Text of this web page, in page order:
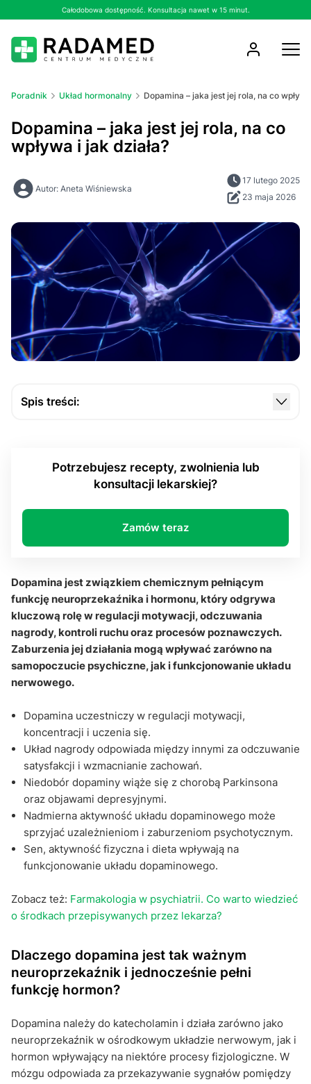
Całodobowa dostępność. Konsultacja nawet w 15 minut.
Poradnik Układ hormonalny Dopamina – jaka jest jej rola, na co
Dopamina – jaka jest jej rola, na co
wpływa i jak działa?
Autor: Aneta Wiśniewska
17 lutego 2025
23 maja 2026
Spis treści:
hormon?
Jak funkcjonuje układ nagrody i jaki ma związek z
Jakie objawy może powodować niedobór lub
dopamina?
Potrzebujesz recepty, zwolnienia lub
konsultacji lekarskiej?
Zamów teraz
Dopamina jest związkiem chemicznym pełniącym
funkcję neuroprzekaźnika i hormonu, który odgrywa
kluczową rolę w regulacji motywacji, odczuwania
nagrody, kontroli ruchu oraz procesów poznawczych.
Zaburzenia jej działania mogą wpływać zarówno na
samopoczucie psychiczne, jak i funkcjonowanie układu
nerwowego.
Dopamina uczestniczy w regulacji motywacji,
koncentracji i uczenia się.
Układ nagrody odpowiada między innymi za odczuwanie
satysfakcji i wzmacnianie zachowań.
Niedobór dopaminy wiąże się z chorobą Parkinsona
oraz objawami depresyjnymi.
Nadmierna aktywność układu dopaminowego może
sprzyjać uzależnieniom i zaburzeniom psychotycznym.
Sen, aktywność fizyczna i dieta wpływają na
funkcjonowanie układu dopaminowego.
Zobacz też: Farmakologia w psychiatrii. Co warto wiedzieć
o środkach przepisywanych przez lekarza?
Dlaczego dopamina jest tak ważnym
neuroprzekaźnik i jednocześnie pełni
funkcję hormon?
Dopamina należy do katecholamin i działa zarówno jako
neuroprzekaźnik w ośrodkowym układzie nerwowym, jak i
hormon wpływający na niektóre procesy fizjologiczne. W
mózgu odpowiada za przekazywanie sygnałów pomiędzy